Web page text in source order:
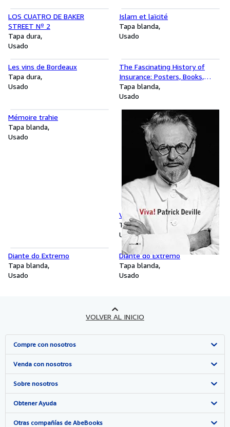
LOS CUATRO DE BAKER
STREET Nº 2
Tapa dura
Usado
Islam et laïcité
Tapa blanda
Usado
Les vins de Bordeaux
Tapa dura
Usado
The Fascinating History of
Insurance: Posters, Books,
Plaques, Policies
Tapa blanda
Usado
Mémoire trahie
Tapa blanda
Usado
Viva!
Tapa blanda
Usado
Diante do Extremo
Tapa blanda
Usado
Diante do Extremo
Tapa blanda
Usado
VOLVER AL INICIO
Compre con nosotros
Búsqueda avanzada
Colecciones
Mi cuenta
Mis pedidos
Venda con nosotros
Comenzar a vender
Únase a nuestro programa de afiliados
Recomiende un vendedor
Sobre nosotros
Sobre IberLibro
Medios
Obtener Ayuda
Preguntas frecuentes y guías
Otras compañías de AbeBooks